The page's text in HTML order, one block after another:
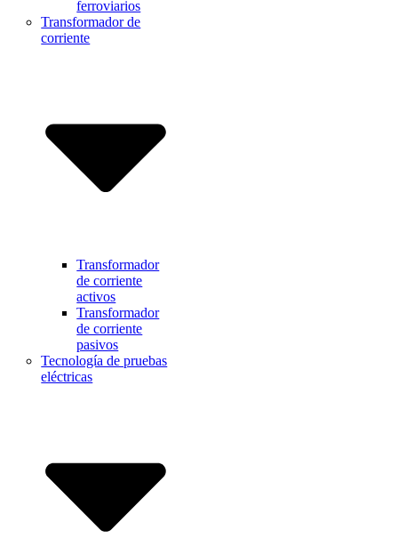
ferroviarios
Transformador de
corriente
Transformador
de corriente
activos
Transformador
de corriente
pasivos
Tecnología de pruebas
eléctricas